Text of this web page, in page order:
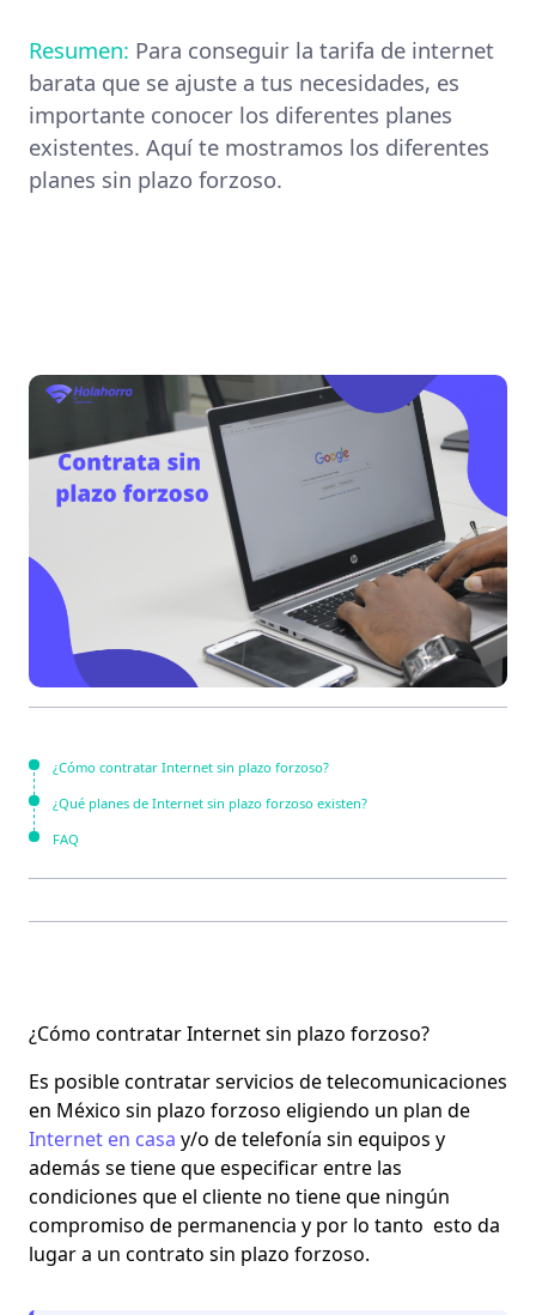
¿Cómo contratar Internet sin plazo forzoso?
¿Qué planes de Internet sin plazo forzoso existen?
FAQ
Resumen: Para conseguir la tarifa de internet
barata que se ajuste a tus necesidades, es
importante conocer los diferentes planes
existentes. Aquí te mostramos los diferentes
planes sin plazo forzoso.
¿Cómo contratar Internet sin plazo forzoso?
Es posible contratar servicios de telecomunicaciones
en México sin plazo forzoso eligiendo un plan de
Internet en casa y/o de telefonía sin equipos y
además se tiene que especificar entre las
condiciones que el cliente no tiene que ningún
compromiso de permanencia y por lo tanto esto da
lugar a un contrato sin plazo forzoso.